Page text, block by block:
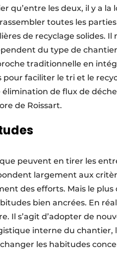
qu’entre les deux, il y a
toutes les
de recyclage solides. Il
du type de
traditionnelle en
faciliter le tri et le
de flux de
de Roissart.
peuvent en tirer les
largement aux
des efforts. Mais le
bien ancrées. En
Il s’agit d’adopter de
interne du
les habitudes